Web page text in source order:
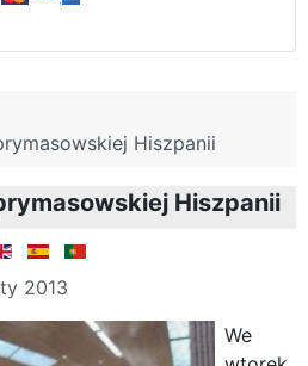
Hiszpanii
Hiszpanii
2013
We